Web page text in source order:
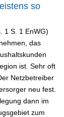
so
1 S. 1 EnWG)
das
ist. Sehr oft
Netzbetreiber
neu fest.
dann im
zum